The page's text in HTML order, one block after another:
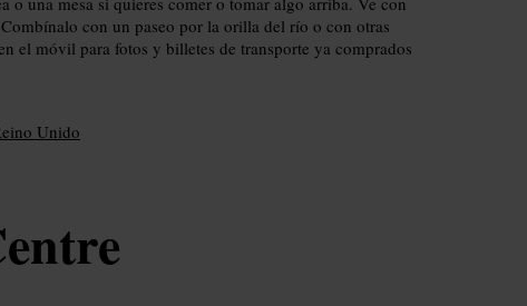
con un paseo por la orilla del río o con otras
el móvil para fotos y billetes de transporte ya comprados
Unido